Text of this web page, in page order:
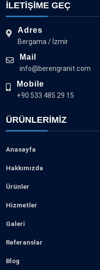
İLETİŞİME GEÇ
Adres
Bergama / İzmir
Mail
info@berengranit.com
Mobile
+90 533 485 29 15
ÜRÜNLERIMIZ
Anasayfa
Hakkımızda
Ürünler
Hizmetler
Galeri
Referanslar
Blog